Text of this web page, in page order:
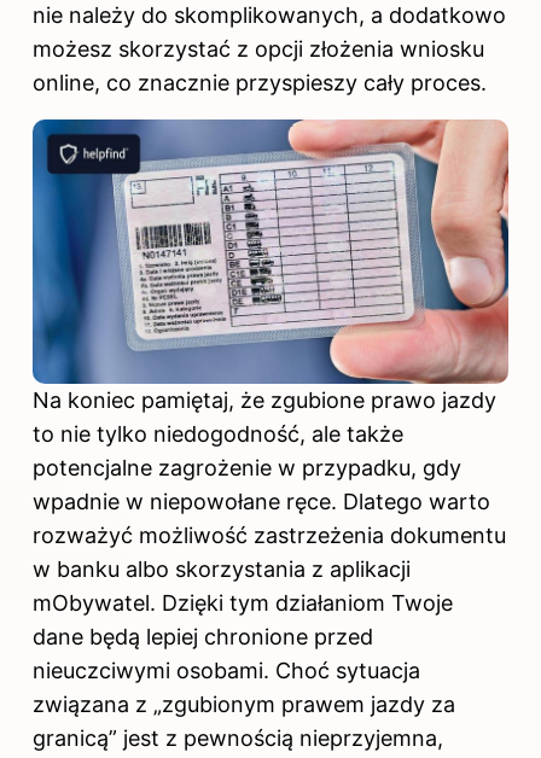
nie należy do skomplikowanych, a dodatkowo
możesz skorzystać z opcji złożenia wniosku
online, co znacznie przyspieszy cały proces.
Na koniec pamiętaj, że zgubione prawo jazdy
to nie tylko niedogodność, ale także
potencjalne zagrożenie w przypadku, gdy
wpadnie w niepowołane ręce. Dlatego warto
rozważyć możliwość zastrzeżenia dokumentu
w banku albo skorzystania z aplikacji
mObywatel. Dzięki tym działaniom Twoje
dane będą lepiej chronione przed
nieuczciwymi osobami. Choć sytuacja
związana z „zgubionym prawem jazdy za
granicą” jest z pewnością nieprzyjemna,